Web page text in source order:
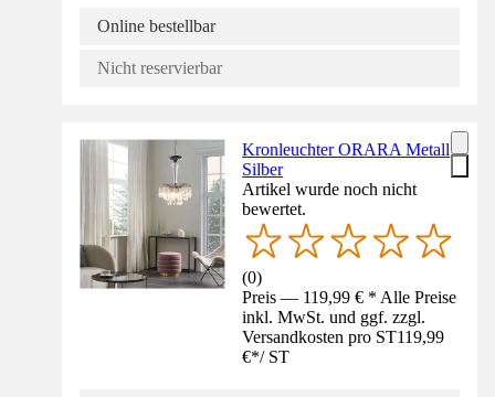
Online bestellbar
Nicht reservierbar
Kronleuchter ORARA Metall
Silber
Artikel wurde noch nicht
bewertet.
(0)
Preis — 119,99 € * Alle Preise
inkl. MwSt. und ggf. zzgl.
Versandkosten pro ST119,99
€*/ ST